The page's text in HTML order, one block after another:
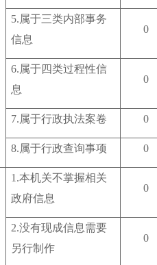
5.属于三类内部事务
信息
0
6.属于四类过程性信
息
0
7.属于行政执法案卷 0
8.属于行政查询事项 0
1.本机关不掌握相关
政府信息
0
2.没有现成信息需要
另行制作
0